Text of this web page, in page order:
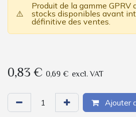
⚠️
Produit de la gamme GPRV
stocks disponibles avant
définitive des ventes.
0,83€ 0,69 € excl. VAT
Ajouter